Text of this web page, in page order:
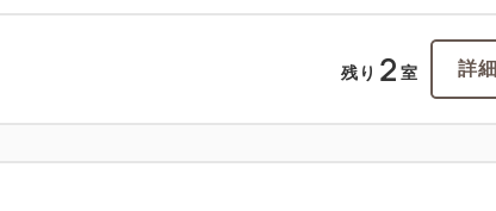
残り 2 室 詳細